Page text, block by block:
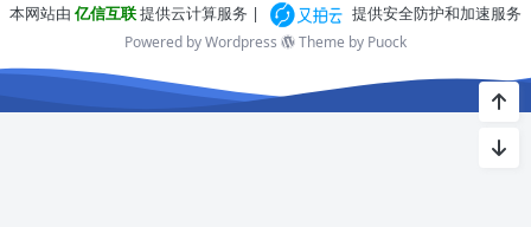
本网站由 亿信互联提供云计算服务 | 提供安全防护和加速服务
Powered by Wordpress Theme by Puock